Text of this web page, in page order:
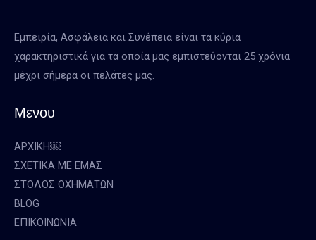
Εμπειρία, Ασφάλεια και Συνέπεια είναι τα κύρια
χαρακτηριστικά για τα οποία μας εμπιστεύονται 25 χρόνια
μέχρι σήμερα οι πελάτες μας.
Μενου
ΑΡΧΙΚΗ￼
ΣΧΕΤΙΚΑ ΜΕ ΕΜΑΣ
ΣΤΟΛΟΣ ΟΧΗΜΑΤΩΝ
BLOG
ΕΠΙΚΟΙΝΩΝΙΑ